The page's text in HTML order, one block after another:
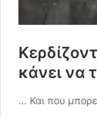
κάνει να
… Και που